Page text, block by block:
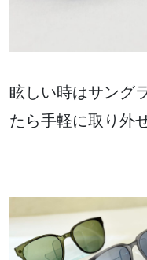
眩しい時はサング
たら手軽に取り外